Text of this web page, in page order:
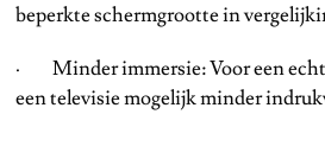
beperkte schermgrootte in
· Minder immersie: Voor een
een televisie mogelijk minder